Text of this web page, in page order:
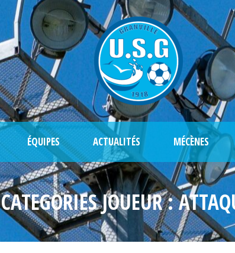
ÉQUIPES ACTUALITÉS MÉCÈNES
CATEGORIES JOUEUR :